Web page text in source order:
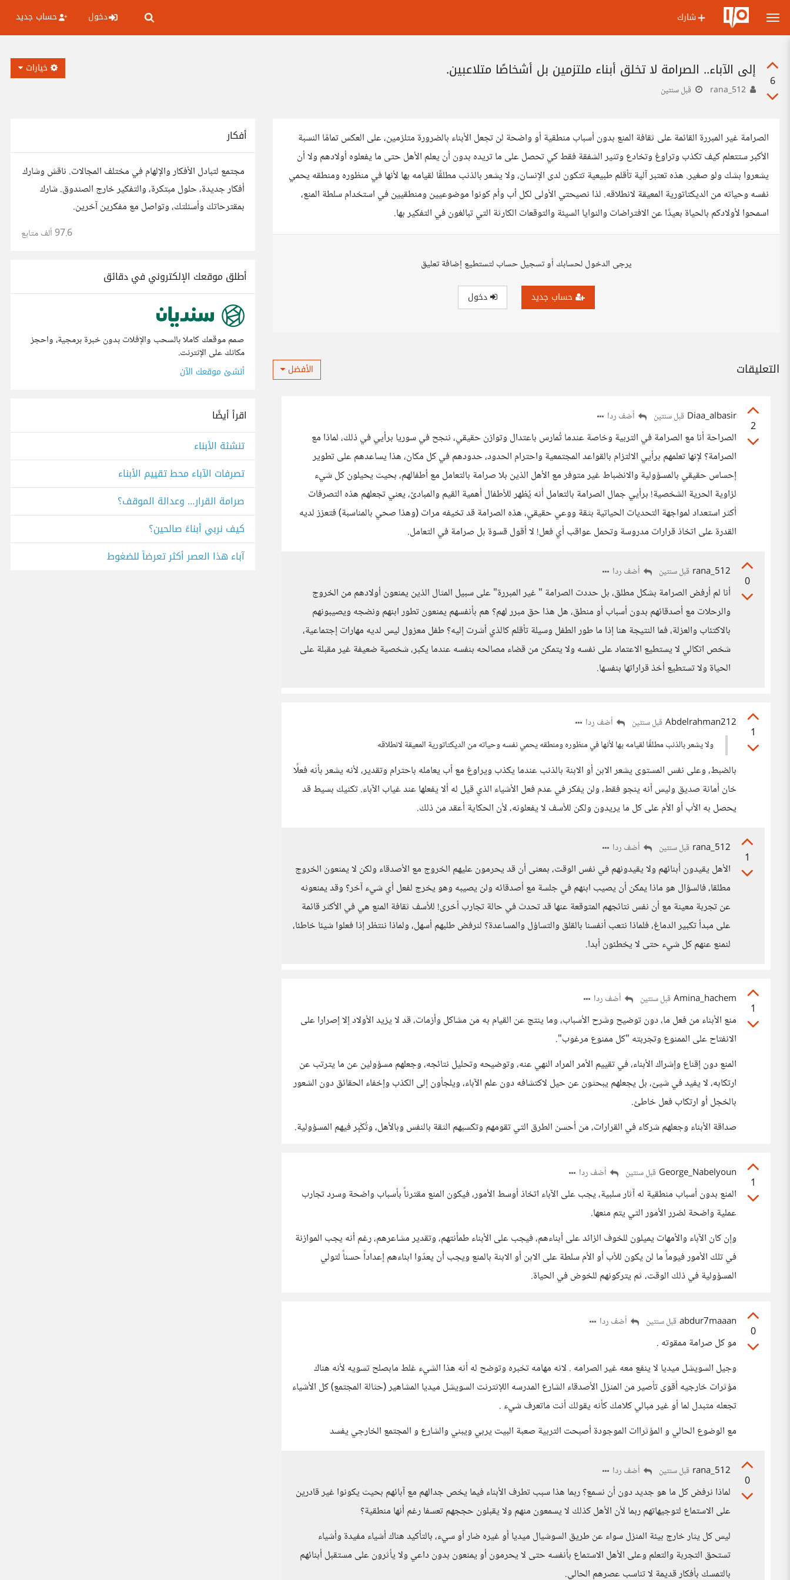
شارك دخول حساب جديد
6
إلى الآباء.. الصرامة لا تخلق أبناء ملتزمين بل أشخاصًا متلاعبين.
قبل سنتين
خيارات
الصرامة غير المبررة القائمة على ثقافة المنع بدون أسباب منطقية أو واضحة لن تجعل الأبناء بالضرورة متلزمين، على العكس تمامًا النسبة
الأكبر ستتعلم كيف تكذب وتراوغ وتخادع وتثير الشفقة فقط كي تحصل على ما تريده بدون أن يعلم الأهل حتى ما يفعلوه أولادهم ولا أن
يشعروا بشك ولو صغير. هذه تعتبر آلية تأقلم طبيعية تتكون لدى الإنسان، ولا يشعر بالذنب مطلقًا لقيامه بها لأنها في منظوره ومنطقه يحمي
نفسه وحياته من الديكتاتورية المعيقة لانطلاقه. لذا نصيحتي الأولى لكل أب وأم كونوا موضوعيين ومنطقيين في استخدام سلطة المنع،
اسمحوا لأولادكم بالحياة بعيدًا عن الافتراضات والنوايا السيئة والتوقعات الكارثة التي تبالغون في التفكير بها.
يرجى الدخول لحسابك أو تسجيل حساب لتستطيع إضافة تعليق
حساب جديد دخول
التعليقات الأفضل
2
Diaa_albasir قبل سنتين أضف ردا
الصراحة أنا مع الصرامة في التربية وخاصة عندما تُمارس باعتدال وتوازن حقيقي، ننجح في سوريا برأيي في ذلك، لماذا مع
الصرامة؟ لإنها تعلمهم برأيي الالتزام بالقواعد المجتمعية واحترام الحدود، حدودهم في كل مكان، هذا يساعدهم على تطوير
إحساس حقيقي بالمسؤولية والانضباط غير متوفر مع الأهل الذين بلا صرامة بالتعامل مع أطفالهم، بحيث يحيلون كل شيء
لزاوية الحرية الشخصية! برأيي جمال الصرامة بالتعامل أنه يُظهر للأطفال أهمية القيم والمبادئ، يعني تجعلهم هذه التصرفات
أكثر استعداد لمواجهة التحديات الحياتية بثقة ووعي حقيقي، هذه الصرامة قد تخيفه مرات (وهذا صحي بالمناسبة) فتعزز لديه
القدرة على اتخاذ قرارات مدروسة وتحمل عواقب أي فعل! لا أقول قسوة بل صرامة في التعامل.
0
rana_512 قبل سنتين أضف ردا
أنا لم أرفض الصرامة بشكل مطلق، بل حددت الصرامة " غير المبررة" على سبيل المثال الذين يمنعون أولادهم من الخروج
والرحلات مع أصدقائهم بدون أسباب أو منطق، هل هذا حق مبرر لهم؟ هم بأنفسهم يمنعون تطور ابنهم ونضجه ويصيبونهم
بالاكتئاب والعزلة، فما النتيجة هنا إذا ما طور الطفل وسيلة تأقلم كالذي أشرت إليه؟ طفل معزول ليس لديه مهارات إجتماعية،
شخص اتكالي لا يستطيع الاعتماد على نفسه ولا يتمكن من قضاء مصالحه بنفسه عندما يكبر، شخصية ضعيفة غير مقبلة على
الحياة ولا تستطيع أخذ قراراتها بنفسها.
1
Abdelrahman212 قبل سنتين
أضف ردا
ولا يشعر بالذنب مطلقًا لقيامه بها لأنها في منظوره ومنطقه يحمي نفسه وحياته من الديكتاتورية المعيقة لانطلاقه
بالضبط، وعلى نفس المستوى يشعر الابن أو الابنة بالذنب عندما يكذب ويراوغ مع أب يعامله باحترام وتقدير، لأنه يشعر بأنه فعلًا
خان أمانة صديق وليس أنه ينجو فقط، ولن يفكر في عدم فعل الأشياء الذي قيل له ألا يفعلها عند غياب الآباء. تكنيك بسيط قد
يحصل به الأب أو الأم على كل ما يريدون ولكن للأسف لا يفعلونه، لأن الحكاية أعقد من ذلك.
1
rana_512 قبل سنتين أضف ردا
الأهل يقيدون أبنائهم ولا يقيدونهم في نفس الوقت، بمعنى أن قد يحرمون عليهم الخروج مع الأصدقاء ولكن لا يمنعون الخروج
مطلقا، فالسؤال هو ماذا يمكن أن يصيب ابنهم في جلسة مع أصدقائه ولن يصيبه وهو يخرج لفعل أي شيء آخر؟ وقد يمنعونه
عن تجربة معينة مع أن نفس نتائجهم المتوقعة عنها قد تحدث في حالة تجارب أخرى! للأسف ثقافة المنع هي في الأكثر قائمة
على مبدأ تكبير الدماغ، فلماذا نتعب أنفسنا بالقلق والتساؤل والمساعدة؟ لنرفض طلبهم أسهل، ولماذا ننتظر إذا فعلوا شيئا خاطئا،
لنمنع عنهم كل شيء حتى لا يخطئون أبدا.
1
Amina_hachem قبل سنتين أضف ردا
منع الأبناء من فعل ما، دون توضيح وشرح الأسباب، وما ينتج عن القيام به من مشاكل وأزمات، قد لا يزيد الأولاد إلا إصرارا على
الانفتاح على الممنوع وتجربته "كل ممنوع مرغوب".
المنع دون إقناع وإشراك الأبناء، في تقييم الأمر المراد النهي عنه، وتوضيحه وتحليل نتائجه، وجعلهم مسؤولين عن ما يترتب عن
ارتكابه، لا يفيد في شيئ، بل يجعلهم يبحثون عن حيل لاكتشافه دون علم الآباء، ويلجأون إلى الكذب وإخفاء الحقائق دون الشعور
بالخجل أو ارتكاب فعل خاطئ.
صداقة الأبناء وجعلهم شركاء في القرارات، من أحسن الطرق التي تقومهم وتكسبهم الثقة بالنفس وبالأهل، وتُكْبِر فيهم المسؤولية.
1
George_Nabelyoun قبل سنتين أضف ردا
المنع بدون أسباب منطقية له آثار سلبية، يجب على الآباء اتخاذ أوسط الأمور، فيكون المنع مقترناً بأسباب واضحة وسرد تجارب
عملية واضحة لضرر الأمور التي يتم منعها.
وإن كان الآباء والأمهات يميلون للخوف الزائد على أبناءهم، فيجب على الأبناء طمأنتهم، وتقدير مشاعرهم، رغم أنه يجب الموازنة
في تلك الأمور فيوماً ما لن يكون للأب أو الأم سلطة على الابن أو الابنة بالمنع ويجب أن يعدّوا ابناءهم إعداداً حسناً لتولي
المسؤولية في ذلك الوقت، ثم يتركونهم للخوض في الحياة.
0
abdur7maaan قبل سنتين أضف ردا
مو كل صرامة ممقوته .
وجيل السويشل ميديا لا ينفع معه غير الصرامه . لانه مهامه تخبره وتوضح له أنه هذا الشيء غلط مابصلح تسويه لأنه هناك
مؤثرات خارجيه أقوى تأصير من المنزل الأصدقاء الشارع المدرسه اللإنترنت السويشل ميديا المشاهير (حثالة المجتمع) كل الأشياء
تجعله متبدل لما أو غير مبالي كلامك كأنه يقولك أنت ماتعرف شيء .
مع الوضوع الحالي و المؤثراات الموجودة أصبحت التربية صعبة البيت يربي ويبني والشارع و المجتمع الخارجي يفسد
0
rana_512 قبل سنتين أضف ردا
لماذا نرفض كل ما هو جديد دون أن نسمع؟ ربما هذا سبب تطرف الأبناء فيما يخص جدالهم مع آبائهم بحيث يكونوا غير قادرين
على الاستماع لتوجيهاتهم ربما لأن الأهل كذلك لا يسمعون منهم ولا يقبلون حججهم تعسفا رغم أنها منطقية؟
ليس كل يثار خارج بيئة المنزل سواء عن طريق السوشيال ميديا أو غيره ضار أو سيء، بالتأكيد هناك أشياء مفيدة وأشياء
تستحق التجربة والتعلم وعلى الأهل الاستماع بأنفسه حتى لا يحرمون أو يمنعون بدون داعي ولا يأثرون على مستقبل أبنائهم
بالتمسك بأفكار قديمة لا تناسب عصرهم الحالي.
أفكار
مجتمع لتبادل الأفكار والإلهام في مختلف المجالات. ناقش وشارك
أفكار جديدة، حلول مبتكرة، والتفكير خارج الصندوق. شارك
بمقترحاتك وأسئلتك، وتواصل مع مفكرين آخرين.
97.6 ألف متابع
أطلق موقعك الإلكتروني في دقائق
صمم موقعك كاملا بالسحب والإفلات بدون خبرة برمجية، واحجز
مكانك على الإنترنت.
أنشئ موقعك الآن
اقرأ أيضًا
تنشئة الأبناء
تصرفات الآباء محط تقييم الأبناء
صرامة القرار… وعدالة الموقف؟
كيف نربي أبناءً صالحين؟
آباء هذا العصر أكثر تعرضاً للضغوط